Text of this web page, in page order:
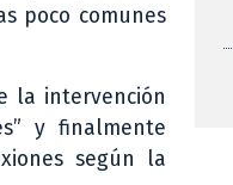
poco comunes
la intervención
y finalmente
según la